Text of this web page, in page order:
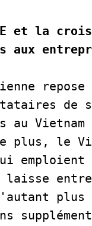
et la
aux
de
Vietnam
plus, le
emploient
laisse
plus